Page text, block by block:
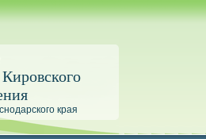
края